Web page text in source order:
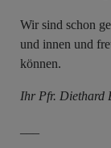
Wir sind schon
und innen und
können.
Ihr Pfr. Diethard